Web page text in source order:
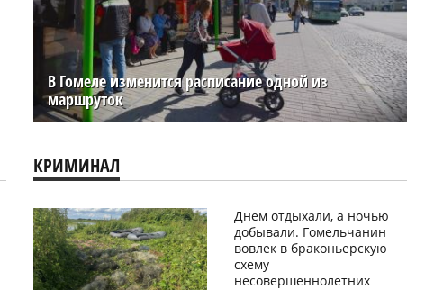
В Гомеле изменится расписание одной из
маршруток
КРИМИНАЛ
Днем отдыхали, а ночью
добывали. Гомельчанин
вовлек в браконьерскую
схему
несовершеннолетних